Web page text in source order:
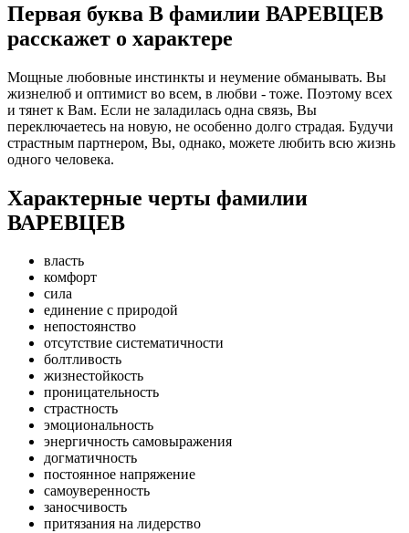
Первая буква В фамилии ВАРЕВЦЕВ
расскажет о характере
Мощные любовные инстинкты и неумение обманывать. Вы
жизнелюб и оптимист во всем, в любви - тоже. Поэтому всех
и тянет к Вам. Если не заладилась одна связь, Вы
переключаетесь на новую, не особенно долго страдая. Будучи
страстным партнером, Вы, однако, можете любить всю жизнь
одного человека.
Характерные черты фамилии
ВАРЕВЦЕВ
власть
комфорт
сила
единение с природой
непостоянство
отсутствие систематичности
болтливость
жизнестойкость
проницательность
страстность
эмоциональность
энергичность самовыражения
догматичность
постоянное напряжение
самоуверенность
заносчивость
притязания на лидерство